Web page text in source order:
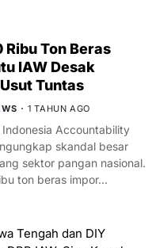
Ton Beras
IAW Desak
Tuntas
1 TAHUN AGO
Indonesia Accountability
skandal besar
sektor pangan nasional.
ton beras impor…